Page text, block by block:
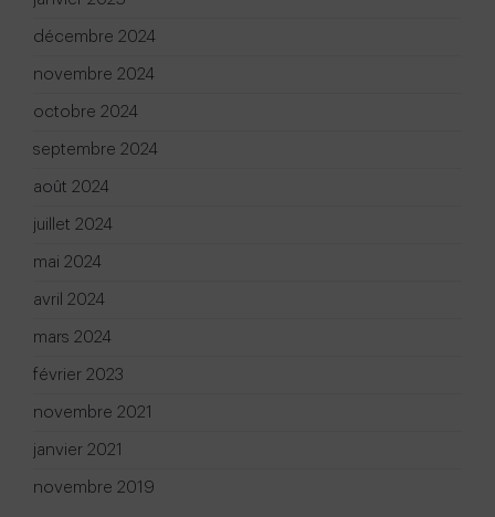
décembre 2024
novembre 2024
octobre 2024
septembre 2024
août 2024
juillet 2024
mai 2024
avril 2024
mars 2024
février 2023
novembre 2021
janvier 2021
novembre 2019